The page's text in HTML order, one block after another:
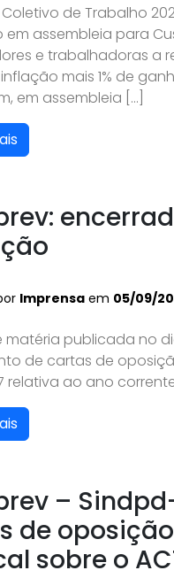
de Trabalho
assembleia para
e trabalhadoras a
mais 1% de
em assembleia […]
Imprensa em 05/09/
matéria publicada no
de cartas de
relativa ao ano
–
de
sobre o